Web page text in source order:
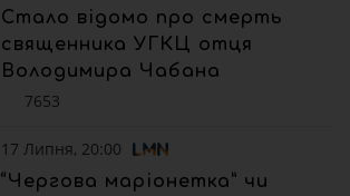
Стало відомо про смерть
священника УГКЦ отця
Володимира Чабана
7653
17 Липня, 20:00
“Чергова маріонетка” чи